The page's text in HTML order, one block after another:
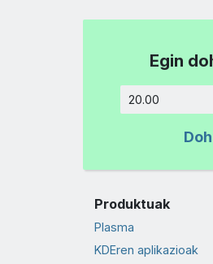
Egin
Produktuak
Plasma
KDEren aplikazioak